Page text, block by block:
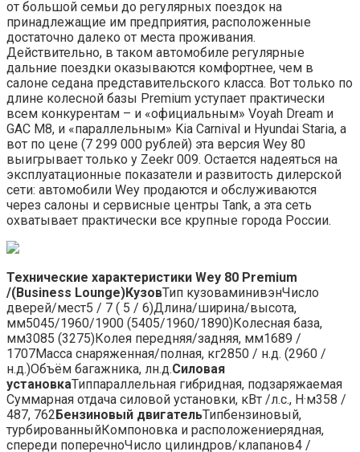
от большой семьи до регулярных поездок на
принадлежащие им предприятия, расположенные
достаточно далеко от места проживания.
Действительно, в таком автомобиле регулярные
дальние поездки оказываются комфортнее, чем в
салоне седана представительского класса. Вот только по
длине колесной базы Premium уступает практически
всем конкурентам – и «официальным» Voyah Dream и
GAC M8, и «параллельным» Kia Carnival и Hyundai Staria, а
вот по цене (7 299 000 рублей) эта версия Wey 80
выигрывает только у Zeekr 009. Остается надеяться на
эксплуатационные показатели и развитость дилерской
сети: автомобили Wey продаются и обслуживаются
через салоны и сервисные центры Tank, а эта сеть
охватывает практически все крупные города России.
Технические характеристики Wey 80 Premium
/(Business Lounge)КузовТип кузоваминивэнЧисло
дверей/мест5 / 7 ( 5 / 6)Длина/ширина/высота,
мм5045/1960/1900 (5405/1960/1890)Колесная база,
мм3085 (3275)Колея передняя/задняя, мм1689 /
1707Масса снаряженная/полная, кг2850 / н.д. (2960 /
н.д.)Объём багажника, лн.д.Силовая
установкаТиппараллельная гибридная, подзаряжаемая
Суммарная отдача силовой установки, кВт /л.с., Н·м358 /
487, 762Бензиновый двигательТипбензиновый,
турбированныйКомпоновка и расположениерядная,
спереди поперечноЧисло цилиндров/клапанов4 /